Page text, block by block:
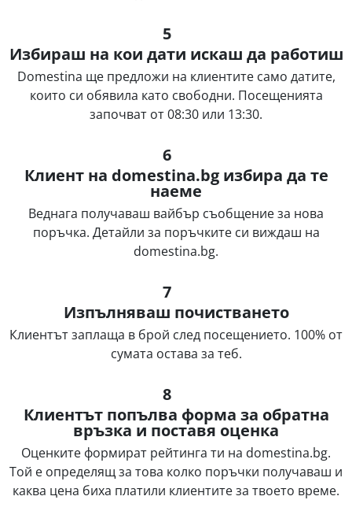
5
Избираш на кои дати искаш да работиш
Domestina ще предложи на клиентите само датите,
които си обявила като свободни. Посещенията
започват от 08:30 или 13:30.
6
Клиент на domestina.bg избира да те
наеме
Веднага получаваш вайбър съобщение за нова
поръчка. Детайли за поръчките си виждаш на
domestina.bg.
7
Изпълняваш почистването
Клиентът заплаща в брой след посещението. 100% от
сумата остава за теб.
8
Клиентът попълва форма за обратна
връзка и поставя оценка
Оценките формират рейтинга ти на domestina.bg.
Той е определящ за това колко поръчки получаваш и
каква цена биха платили клиентите за твоето време.